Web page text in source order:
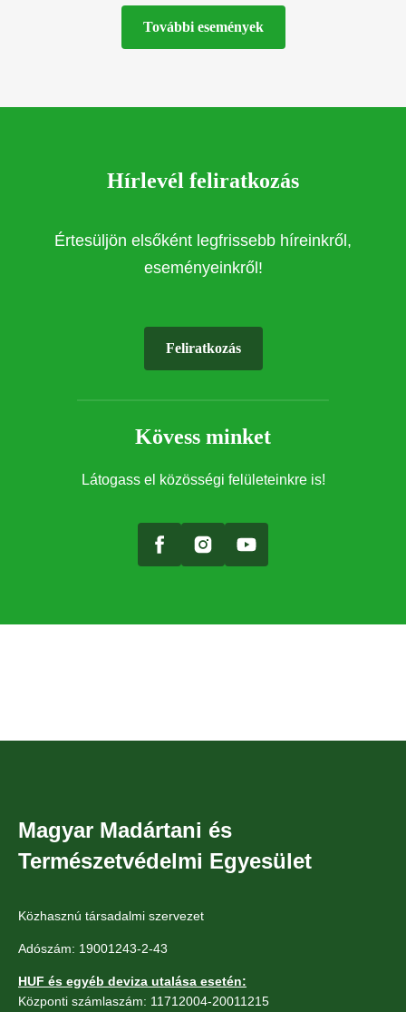
További események
Hírlevél feliratkozás
Értesüljön elsőként legfrissebb híreinkről,
eseményeinkről!
Feliratkozás
Kövess minket
Látogass el közösségi felületeinkre is!
Magyar Madártani és
Természetvédelmi Egyesület
Közhasznú társadalmi szervezet
Adószám: 19001243-2-43
HUF és egyéb deviza utalása esetén:
Központi számlaszám: 11712004-20011215